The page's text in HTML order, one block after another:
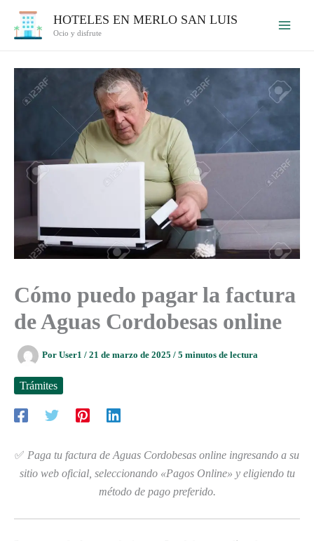
HOTELES EN MERLO SAN LUIS
Ocio y disfrute
Cómo puedo pagar la factura
de Aguas Cordobesas online
Por User1 / 21 de marzo de 2025 / 5 minutos de lectura
Trámites
✅ Paga tu factura de Aguas Cordobesas online ingresando a su
sitio web oficial, seleccionando «Pagos Online» y eligiendo tu
método de pago preferido.